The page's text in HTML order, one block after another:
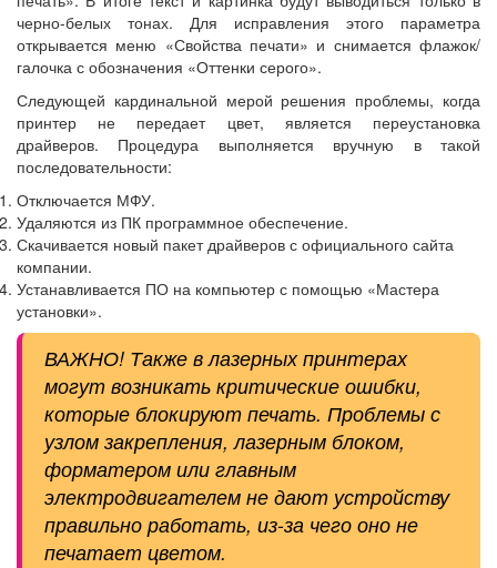
черно-белых тонах. Для исправления этого параметра
открывается меню «Свойства печати» и снимается флажок/
галочка с обозначения «Оттенки серого».
Следующей кардинальной мерой решения проблемы, когда
принтер не передает цвет, является переустановка
драйверов. Процедура выполняется вручную в такой
последовательности:
Отключается МФУ.
Удаляются из ПК программное обеспечение.
Скачивается новый пакет драйверов с официального сайта
компании.
Устанавливается ПО на компьютер с помощью «Мастера
установки».
ВАЖНО! Также в лазерных принтерах
могут возникать критические ошибки,
которые блокируют печать. Проблемы с
узлом закрепления, лазерным блоком,
форматером или главным
электродвигателем не дают устройству
правильно работать, из-за чего оно не
печатает цветом.